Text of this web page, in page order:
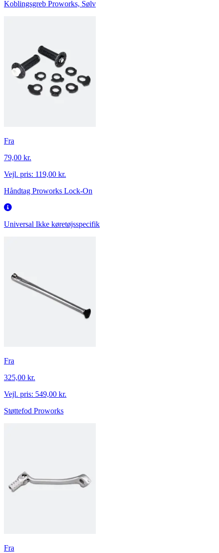
Koblingsgreb Proworks, Sølv
Fra
79,00 kr.
Vejl. pris: 119,00 kr.
Håndtag Proworks Lock-On
Universal Ikke køretøjsspecifik
Fra
325,00 kr.
Vejl. pris: 549,00 kr.
Støttefod Proworks
Fra